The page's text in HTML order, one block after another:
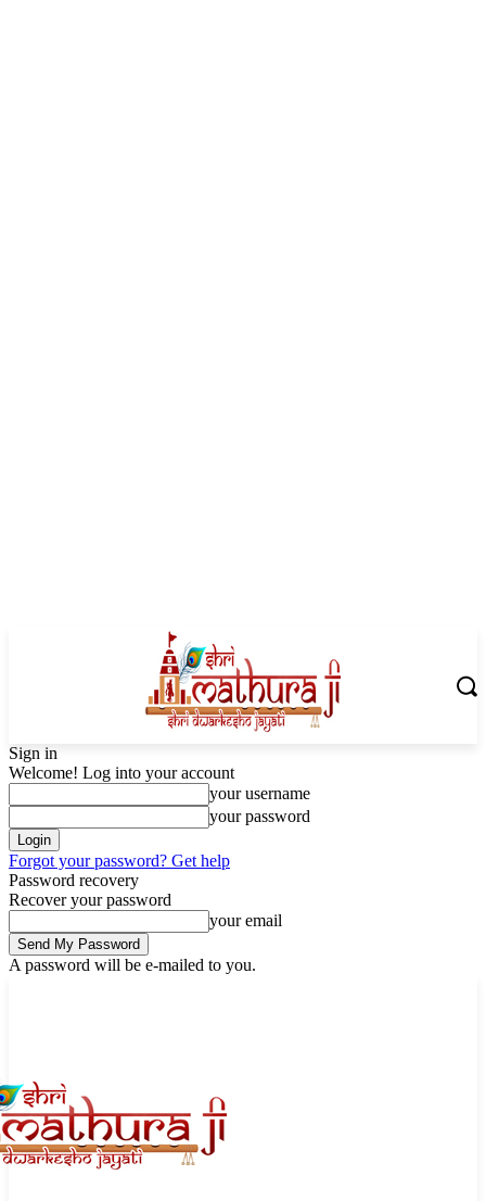
Sign in
Welcome! Log into your account
your username
your password
Forgot your password? Get help
Password recovery
Recover your password
your email
A password will be e-mailed to you.